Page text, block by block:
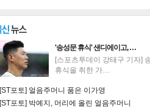
'송성문 휴식' 샌디에이고, …
[스포츠투데이 강태구 기자]
휴식을 취한 가…
[ST포토] 얼음주머니 품은 이가영
[ST포토] 박예지, 머리에 올린 얼음주머니